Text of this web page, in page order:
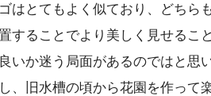
はとてもよく似ており、どちら
することでより美しく見せる
いか迷う局面があるのではと
、旧水槽の頃から花園を作って